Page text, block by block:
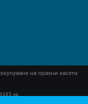
на празни касети
лв.